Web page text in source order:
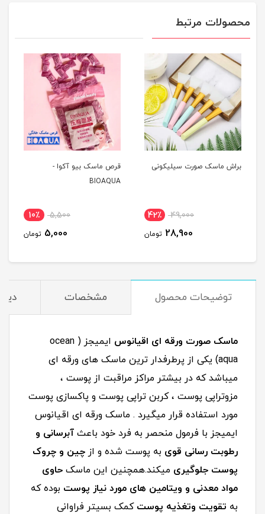
محصولات مرتبط
براش ماسک صورت سیلیکونی
49,000 42٪
28,900 تومان
قرص ماسک بیو آکوا -
BIOAQUA
5,500 10٪
5,000 تومان
توضیحات محصول مشخصات
ماسک صورت ورقه ای اقیانوس
ایمیجز ( ocean
aqua) یکی از پرطرفدار ترین ماسک های ورقه ای
میباشد که در بیشتر مراکز مراقبت از پوست ،
مزوتراپی پوست ، کربن تراپی پوست و پاکسازی پوست
مورد استفاده قرار میگیرد . ماسک ورقه ای اقیانوس
ایمیجز با فرمول منحصر به فرد خود باعث آبرسانی و
رطوبت رسانی قوی به پوست شده و از چین و چروک
پوست جلوگیری میکند.همچنین این ماسک حاوی
مواد معدنی و ویتامین های مورد نیاز پوست بوده که
به تقویت وتغذیه پوست کمک بسیتر فراوانی